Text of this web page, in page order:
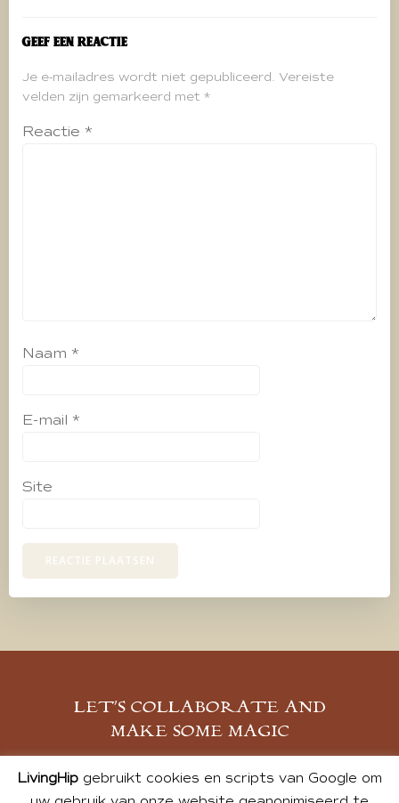
Geef een reactie
Je e-mailadres wordt niet gepubliceerd. Vereiste
velden zijn gemarkeerd met *
Reactie *
Naam *
E-mail *
Site
LET’S COLLABORATE AND
MAKE SOME MAGIC
MELD JE AAN
LivingHipgebruikt cookies en scripts van Google om